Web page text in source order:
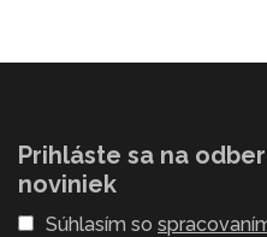
Prihláste sa na
noviniek
Súhlasím so